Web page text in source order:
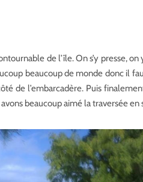
de l’île. On s’y presse,
beaucoup de monde donc il
de l’embarcadère. Puis
beaucoup aimé la traversée